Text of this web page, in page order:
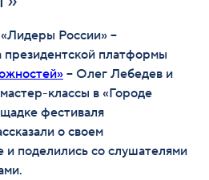
России» –
президентской платформы
– Олег Лебедев и
классы в «Городе
фестиваля
о своем
и поделились со слушателями